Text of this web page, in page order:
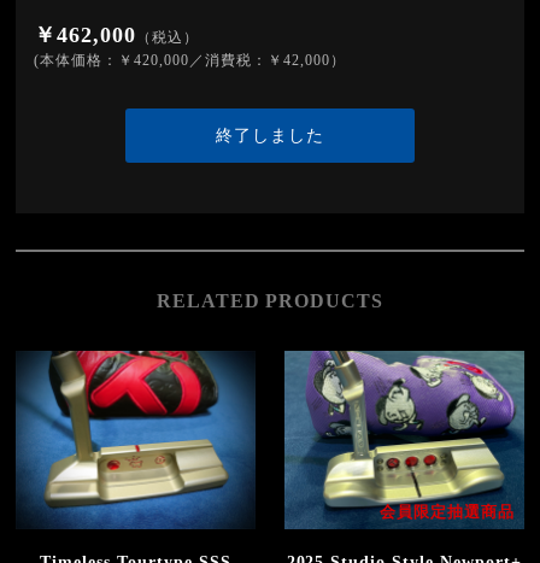
￥462,000 （税込）
(本体価格：￥420,000／消費税：￥42,000）
終了しました
RELATED PRODUCTS
会員限定抽選商品